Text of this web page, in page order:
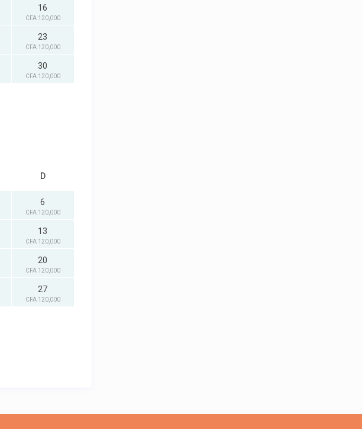
16
CFA 120,000
23
CFA 120,000
30
CFA 120,000
D
6
CFA 120,000
13
CFA 120,000
20
CFA 120,000
27
CFA 120,000